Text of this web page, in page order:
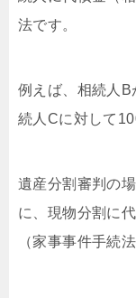
法です。
例えば、相続人
続人Cに対して
遺産分割審判の
に、現物分割に
（家事事件手続